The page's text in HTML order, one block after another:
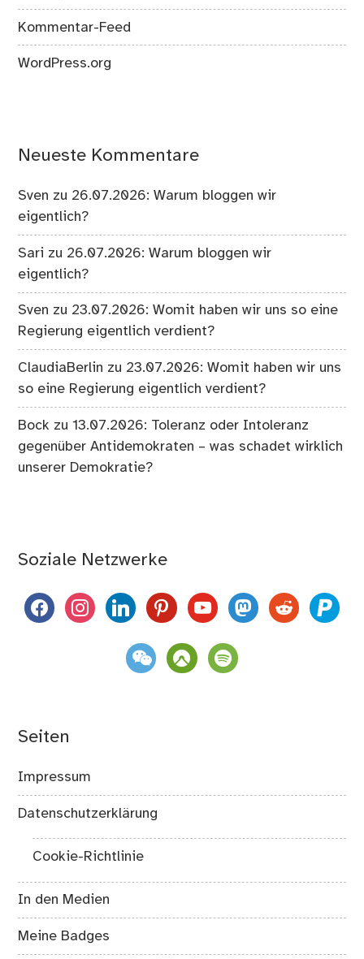
Kommentar-Feed
WordPress.org
Neueste Kommentare
Sven zu 26.07.2026: Warum bloggen wir
eigentlich?
Sari zu 26.07.2026: Warum bloggen wir
eigentlich?
Sven zu 23.07.2026: Womit haben wir uns so eine
Regierung eigentlich verdient?
ClaudiaBerlin zu 23.07.2026: Womit haben wir uns
so eine Regierung eigentlich verdient?
Bock zu13.07.2026: Toleranz oder Intoleranz
gegenüber Antidemokraten – was schadet wirklich
unserer Demokratie?
Soziale Netzwerke
facebookinstagramlinkedinpinterestyoutubemastodon
reddit paypal
weixin komootspotify
Seiten
Impressum
Datenschutzerklärung
Cookie-Richtlinie
In den Medien
Meine Badges